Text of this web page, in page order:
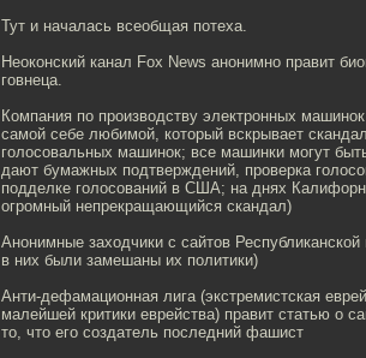
Тут и началась всеобщая потеха.
Неоконский канал Fox News анонимно правит
говнеца.
Компания по производству электронных
самой себе любимой, который вскрывает
голосовальных машинок; все машинки могут
дают бумажных подтверждений, проверка
подделке голосований в США; на днях
огромный непрекращающийся скандал)
Анонимные заходчики с сайтов
в них были замешаны их политики)
Анти-дефамационная лига (экстремистская
малейшей критики еврейства) правит статью о
то, что его создатель последний фашист